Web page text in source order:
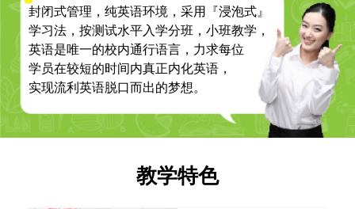
封闭式管理，纯英语环境，采用『浸泡式』
学习法，按测试水平入学分班，小班教学，
英语是唯一的校内通行语言，力求每位
学员在较短的时间内真正内化英语，
实现流利英语脱口而出的梦想。
教学特色